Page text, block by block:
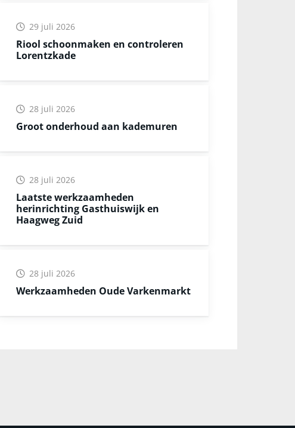
Riool schoonmaken en controleren
Lorentzkade
29 juli 2026
Groot onderhoud aan kademuren
28 juli 2026
Laatste werkzaamheden
herinrichting Gasthuiswijk en
Haagweg Zuid
28 juli 2026
Werkzaamheden Oude Varkenmarkt
28 juli 2026